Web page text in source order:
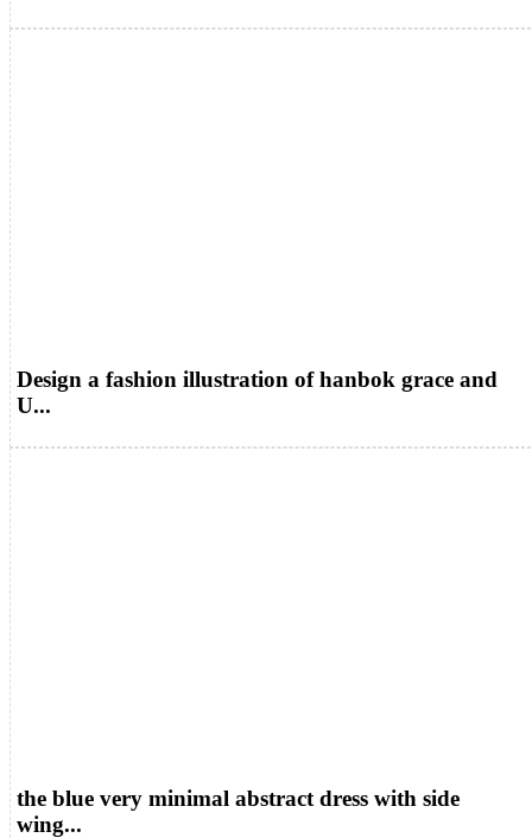
Design a fashion illustration of hanbok grace and
U...
the blue very minimal abstract dress with side
wing...